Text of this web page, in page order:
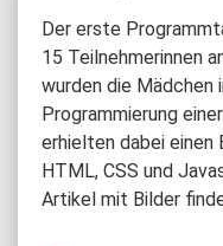
Der erste
15 Teilnehmerinnen
wurden die Mädchen
Programmierung
erhielten dabei einen
HTML, CSS und
Artikel mit Bilder